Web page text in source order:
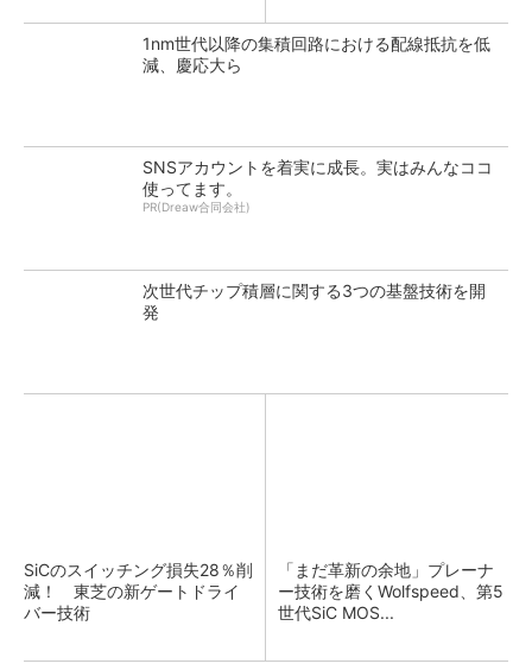
1nm世代以降の集積回路における配線抵抗を低
減、慶応大ら
SNSアカウントを着実に成長。実はみんなココ
使ってます。
PR(Dreaw合同会社)
次世代チップ積層に関する3つの基盤技術を開
発
SiCのスイッチング損失28％削
減！ 東芝の新ゲートドライ
バー技術
「まだ革新の余地」プレーナ
ー技術を磨くWolfspeed、第5
世代SiC MOS...